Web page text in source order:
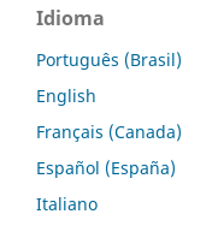
Idioma
Português (Brasil)
English
Français (Canada)
Español (España)
Italiano